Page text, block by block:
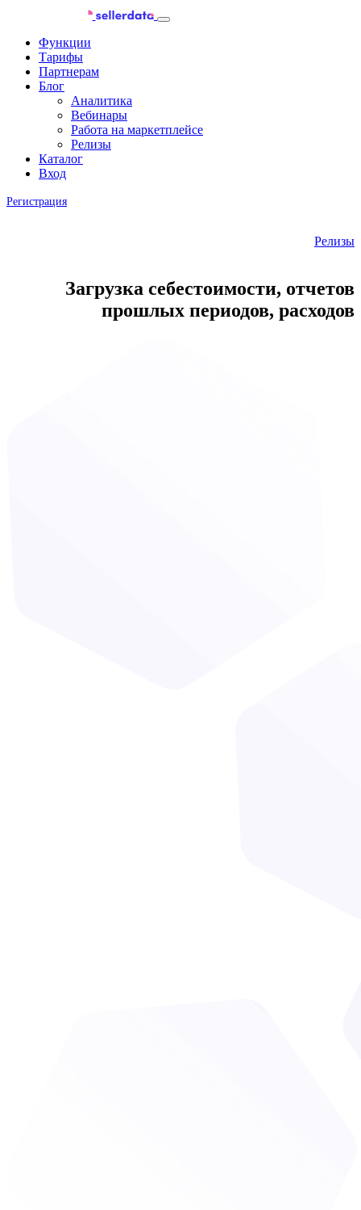
Функции
Тарифы
Партнерам
Блог
Аналитика
Вебинары
Работа на маркетплейсе
Релизы
Каталог
Вход
Регистрация
Релизы
Загрузка себестоимости, отчетов
прошлых периодов, расходов